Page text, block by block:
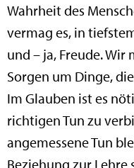
Wahrheit des
vermag es, in
und – ja, Freude.
Sorgen um Dinge,
Im Glauben ist es
richtigen Tun zu
angemessene Tun
Beziehung zur Lehre